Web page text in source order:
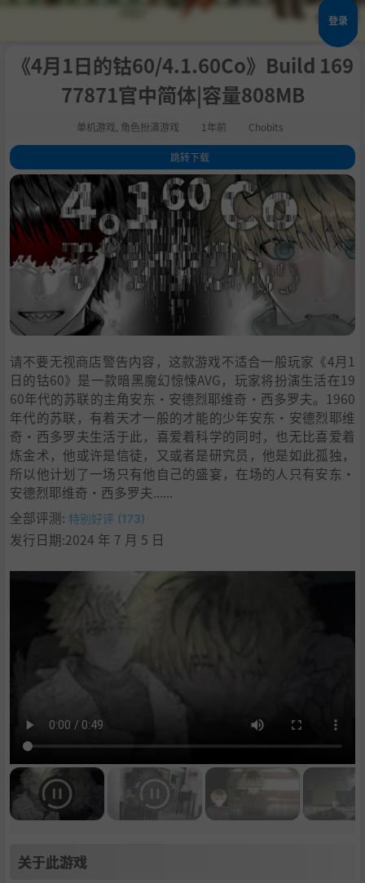
登录
《4月1日的钴60/4.1.60Co》Build 169
77871官中简体|容量808MB
单机游戏 角色扮演游戏 1年前 Chobits
跳转下载
1.关于此游戏
.系统需求
3.支持作者
4.学习
请不要无视商店警告内容，这款游戏不适合一般玩家《4月1
日的钴60》是一款暗黑魔幻惊悚AVG，玩家将扮演生活在19
60年代的苏联的主角安东·安德烈耶维奇·西多罗夫。1960
年代的苏联，有着天才一般的才能的少年安东·安德烈耶维
奇·西多罗夫生活于此，喜爱着科学的同时，也无比喜爱着
炼金术，他或许是信徒，又或者是研究员，他是如此孤独，
所以他计划了一场只有他自己的盛宴，在场的人只有安东·
安德烈耶维奇·西多罗夫......
全部评测: 特别好评 (173)
发行日期:2024 年 7 月 5 日
关于此游戏